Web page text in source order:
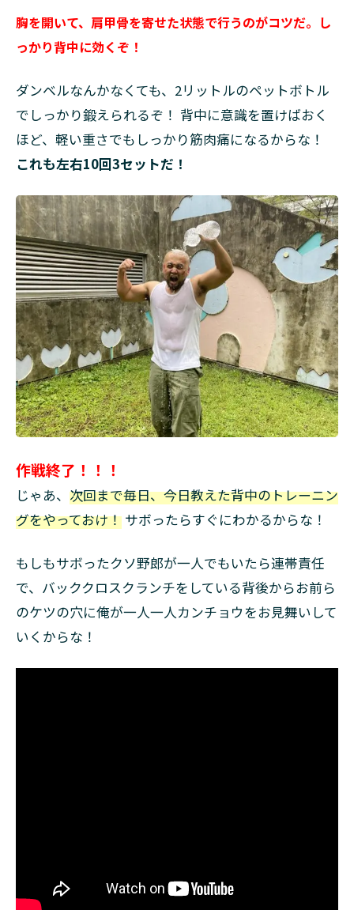
胸を開いて、肩甲骨を寄せた状態で行うのがコツだ。し
っかり背中に効くぞ！
ダンベルなんかなくても、2リットルのペットボトル
でしっかり鍛えられるぞ！ 背中に意識を置けばおく
ほど、軽い重さでもしっかり筋肉痛になるからな！
これも左右10回3セットだ！
作戦終了！！！
じゃあ、 次回まで毎日、今日教えた背中のトレーニン
グをやっておけ！ サボったらすぐにわかるからな！
もしもサボったクソ野郎が一人でもいたら連帯責任
で、バッククロスクランチをしている背後からお前ら
のケツの穴に俺が一人一人カンチョウをお見舞いして
いくからな！